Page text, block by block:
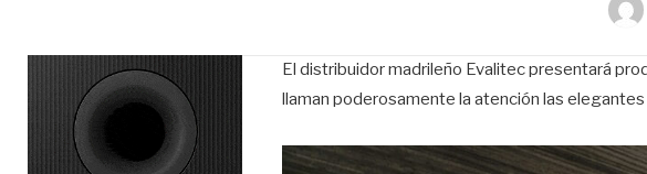
El distribuidor madrileño Evalitec presentará
llaman poderosamente la atención las